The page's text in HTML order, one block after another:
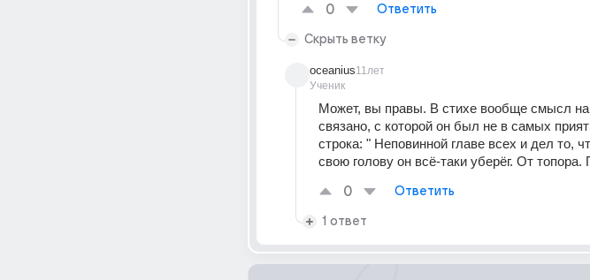
0 Ответить
Скрыть ветку
oceanius
Ученик
11лет
Может, вы правы. В стихе вообще смысл
связано, с которой он был не в самых
строка: " Неповинной главе всех и дел то,
свою голову он всё-таки уберёг. От
0 Ответить
1 ответ